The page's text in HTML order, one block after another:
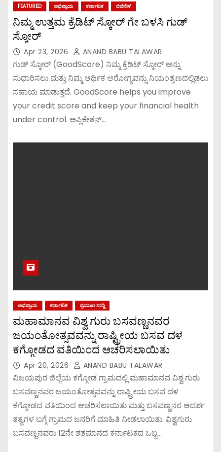
FEATURED ಅಭಿಪ್ರಾಯ ಕರ್ನಾಟಕ ಬಿಜಿನೆಸ್
ನಿಮ್ಮ ಉತ್ತಮ ಕ್ರೆಡಿಟ್ ಸ್ಕೋರ್ ಗೇ ಬಳಸಿ ಗುಡ್
ಸ್ಕೋರ್
Apr 23, 2026 ANAND BABU TALAWAR
ಗುಡ್ ಸ್ಕೋರ್ (GoodScore) ನಿಮ್ಮ ಕ್ರೆಡಿಟ್ ಸ್ಕೋರ್ ಅನ್ನು
ಸುಧಾರಿಸಲು ಮತ್ತು ನಿಮ್ಮ ಆರ್ಥಿಕ ಆರೋಗ್ಯವನ್ನು ನಿಯಂತ್ರಣದಲ್ಲಿಡಲು
ಸಹಾಯ ಮಾಡುತ್ತದೆ. GoodScore helps you improve
your credit score and keep your financial health
under control. ಅಪ್ಲಿಕೇಶನ್…
ಅಭಿಪ್ರಾಯ ಕರ್ನಾಟಕ ಪ್ರಮುಖ ಸುದ್ದಿ
ಮಹಾಮಾನವ ವಿಶ್ವ ಗುರು ಬಸವಣ್ಣನವರ
ಜಯಂತೋತ್ಸವವನ್ನು ರಾಷ್ಟ್ರೀಯ ಬಸವ ದಳ
ಕಗ್ಗೋಡದ ವತಿಯಿಂದ ಆಚರಿಸಲಾಯಿತು
Apr 20, 2026 ANAND BABU TALAWAR
ವಿಜಯಪುರ ಜಿಲ್ಲೆಯ ಕಗ್ಗೋಡ ಗ್ರಾಮದಲ್ಲಿ ಮಹಾಮಾನವ ವಿಶ್ವ ಗುರು
ಬಸವಣ್ಣನವರ ಜಯಂತೋತ್ಸವವನ್ನು ರಾಷ್ಟ್ರೀಯ ಬಸವ ದಳ
ಕಗ್ಗೋಡದ ವತಿಯಿಂದ ಆಚರಿಸಲಾಯಿತು ಮತ್ತು ಬಸವಣ್ಣನರ ಆದರ್ಶ
ತತ್ವಗಳ ಬಗ್ಗೆ ಗ್ರಾಮದ ಜನರಿಗೆ ಮಾಹಿತಿ ನೀಡಲಾಯಿತು. ವಿಶ್ವಗುರು
ಬಸವಣ್ಣನವರು 12ನೇ ಶತಮಾನದ ಕರ್ನಾಟಕದ ಒಬ್ಬ…